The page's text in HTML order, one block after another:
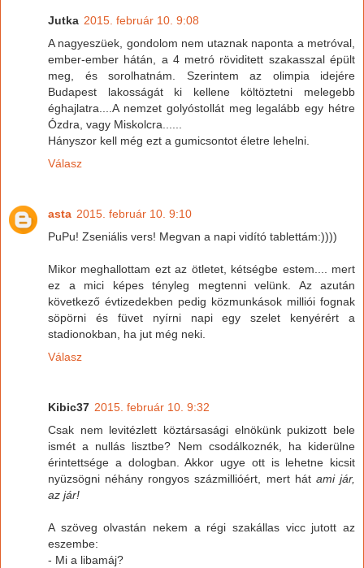
Jutka 2015. február 10. 9:08
A nagyeszüek, gondolom nem utaznak naponta a metróval,
ember-ember hátán, a 4 metró röviditett szakasszal épült
meg, és sorolhatnám. Szerintem az olimpia idejére
Budapest lakosságát ki kellene költöztetni melegebb
éghajlatra....A nemzet golyóstollát meg legalább egy hétre
Ózdra, vagy Miskolcra......
Hányszor kell még ezt a gumicsontot életre lehelni.
Válasz
asta 2015. február 10. 9:10
PuPu! Zseniális vers! Megvan a napi vidító tablettám:))))
Mikor meghallottam ezt az ötletet, kétségbe estem.... mert
ez a mici képes tényleg megtenni velünk. Az azután
következő évtizedekben pedig közmunkások milliói fognak
söpörni és füvet nyírni napi egy szelet kenyérért a
stadionokban, ha jut még neki.
Válasz
Kibic37 2015. február 10. 9:32
Csak nem levitézlett köztársasági elnökünk pukizott bele
ismét a nullás lisztbe? Nem csodálkoznék, ha kiderülne
érintettsége a dologban. Akkor ugye ott is lehetne kicsit
nyüzsögni néhány rongyos százmillióért, mert hát ami jár,
az jár!
A szöveg olvastán nekem a régi szakállas vicc jutott az
eszembe:
- Mi a libamáj?